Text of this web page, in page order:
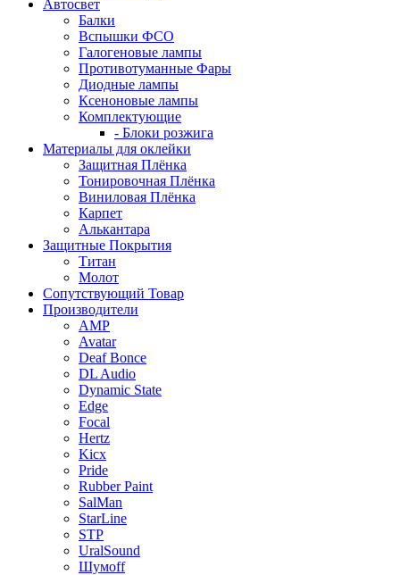
Автосвет
Балки
Вспышки ФСО
Галогеновые лампы
Противотуманные Фары
Диодные лампы
Ксеноновые лампы
Комплектующие
- Блоки розжига
Материалы для оклейки
Защитная Плёнка
Тонировочная Плёнка
Виниловая Плёнка
Карпет
Алькантара
Защитные Покрытия
Титан
Молот
Сопутствующий Товар
Производители
AMP
Avatar
Deaf Bonce
DL Audio
Dynamic State
Edge
Focal
Hertz
Kicx
Pride
Rubber Paint
SalMan
StarLine
STP
UralSound
Шумoff